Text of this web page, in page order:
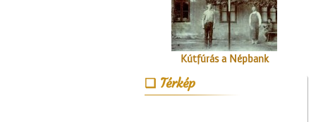
Kútfúrás a Népbank
Térkép